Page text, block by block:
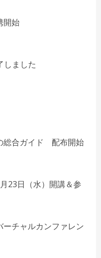
開始
しました
総合ガイド 配布開始
23日（水）開講＆参
チャルカンファレン